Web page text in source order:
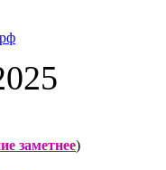
заметнее)